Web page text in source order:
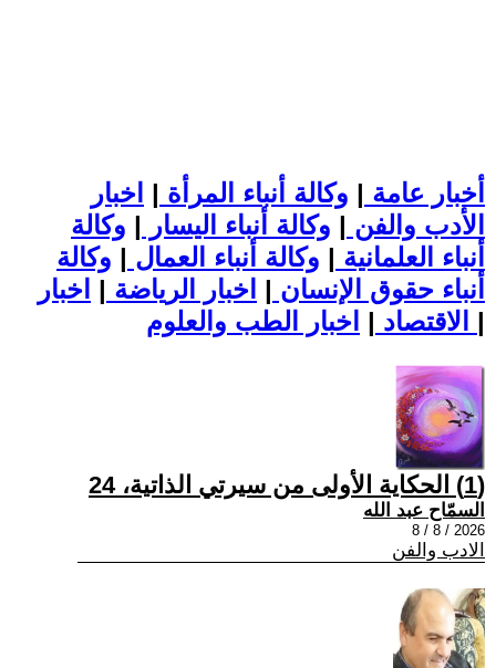
أخبار عامة | وكالة أنباء المرأة | اخبار
الأدب والفن | وكالة أنباء اليسار | وكالة
أنباء العلمانية | وكالة أنباء العمال | وكالة
أنباء حقوق الإنسان | اخبار الرياضة | اخبار
الاقتصاد | |
(1) الحكاية الأولى من سيرتي الذاتية، 24
السمّاح عبد الله
2026 / 8 / 8
الادب والفن